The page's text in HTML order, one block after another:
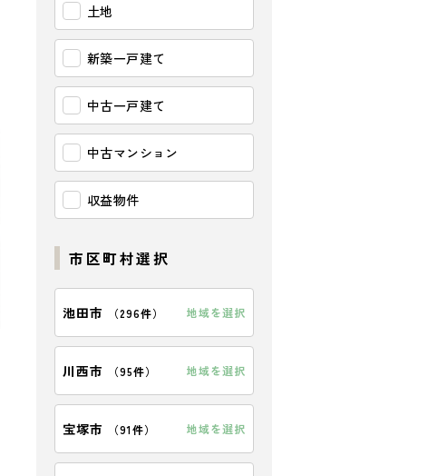
土地
新築一戸建て
中古一戸建て
中古マンション
収益物件
市区町村選択
池田市 （296件） 地域を選択
川西市 （95件） 地域を選択
宝塚市 （91件） 地域を選択